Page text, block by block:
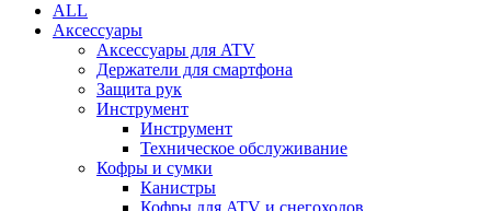
ALL
Аксессуары
Аксессуары для ATV
Держатели для смартфона
Защита рук
Инструмент
Инструмент
Техническое обслуживание
Кофры и сумки
Канистры
Кофры для ATV и снегоходов